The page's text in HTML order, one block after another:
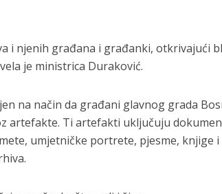
i njenih građana i građanki, otkrivajući
je ministrica Duraković.
na način da građani glavnog grada
artefakte. Ti artefakti uključuju
umjetničke portrete, pjesme, knjige i